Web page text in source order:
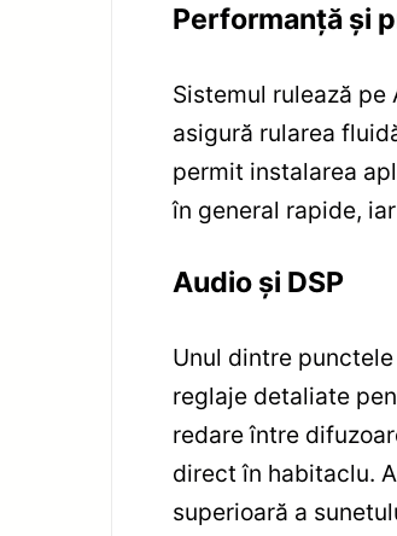
Performanță și
Sistemul rulează pe
asigură rularea
permit instalarea
în general rapide,
Audio și DSP
Unul dintre
reglaje detaliate
redare între
direct în habitaclu.
superioară a